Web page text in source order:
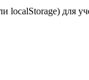
localStorage) для